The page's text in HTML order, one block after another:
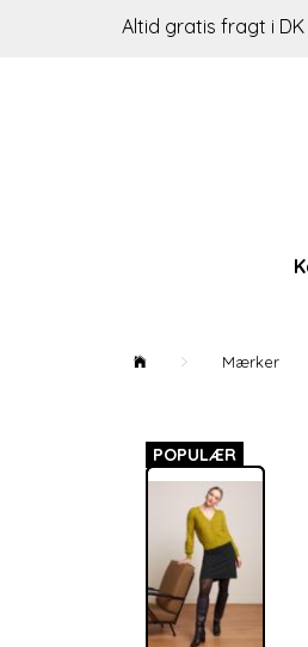
Altid gratis fragt i DK
Mærker
POPULÆR